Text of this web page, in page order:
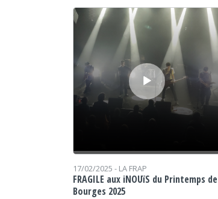
Lecteur audio
17/02/2025 - LA FRAP
FRAGILE aux iNOUïS du Printemps de
Bourges 2025